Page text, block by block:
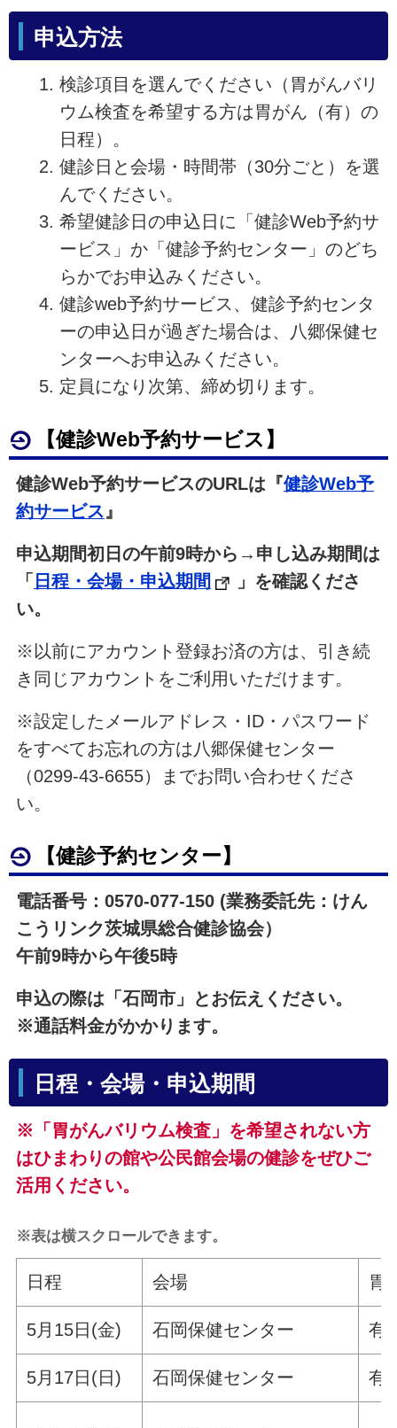
申込方法
検診項目を選んでください（胃がんバリ
ウム検査を希望する方は胃がん（有）の
日程）。
健診日と会場・時間帯（30分ごと）を選
んでください。
希望健診日の申込日に「健診Web予約サ
ービス」か「健診予約センター」のどち
らかでお申込みください。
健診web予約サービス、健診予約センタ
ーの申込日が過ぎた場合は、八郷保健セ
ンターへお申込みください。
定員になり次第、締め切ります。
【健診Web予約サービス】
健診Web予約サービスのURLは『健診Web予
約サービス』
申込期間初日の午前9時から→申し込み期間は
「 日程・会場・申込期間
」を確認くださ
い。
※以前にアカウント登録お済の方は、引き続
き同じアカウントをご利用いただけます。
※設定したメールアドレス・ID・パスワード
をすべてお忘れの方は八郷保健センター
（0299-43-6655）までお問い合わせくださ
い。
【健診予約センター】
電話番号：0570-077-150 (業務委託先：けん
こうリンク茨城県総合健診協会）
午前9時から午後5時
申込の際は「石岡市」とお伝えください。
※通話料金がかかります。
日程・会場・申込期間
※「胃がんバリウム検査」を希望されない方
はひまわりの館や公民館会場の健診をぜひご
活用ください。
※表は横スクロールできます。
日程 会場 胃
5月15日(金) 石岡保健センター 有
5月17日(日) 石岡保健センター 有